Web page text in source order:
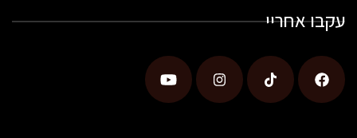
עקבו אחריי